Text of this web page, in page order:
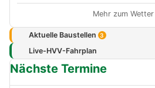
Mehr zum
Aktuelle Baustellen 3
Live-HVV-Fahrplan
Nächste Termine